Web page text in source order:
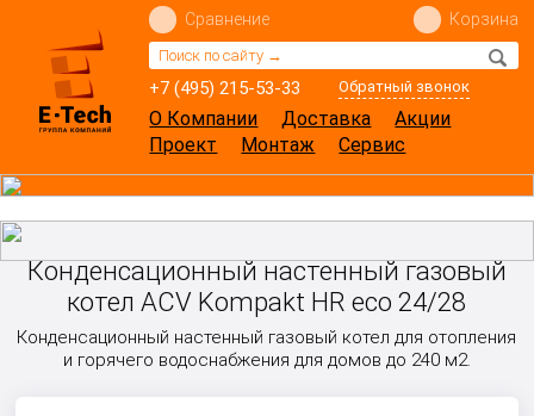
+7 (495) 215-53-33 Обратный звонок
Сравнение Корзина
О Компании Доставка
Акции
Проект
Монтаж Сервис
Конденсационный настенный газовый
котел ACV Kompakt HR eco 24/28
Конденсационный настенный газовый котел для отопления
и горячего водоснабжения для домов до 240 м2.